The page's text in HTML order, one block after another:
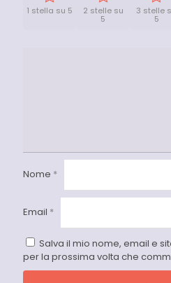
1 stella su 5 2 stelle su
5
3 stelle
5
Nome *
Email *
Salva il mio nome, email e
per la prossima volta che